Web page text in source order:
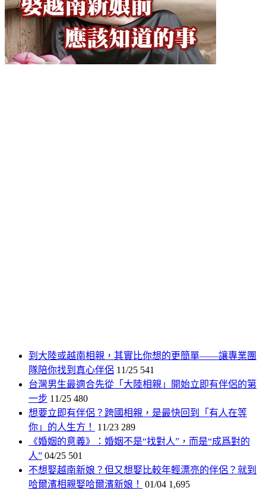
到大陸或越南相親，其實比你想的更簡單——讓專業團
隊陪你找到真心伴侶 11/25 541
台灣男生最適合先從「大陸相親」開始立即有伴侶的第
一步 11/25 480
想要立即有伴侶？跨國相親，是最快回到「有人在等
你」的人生方！
11/23 289
《婚姻的意義》：婚姻不是“找對人”，而是“成爲對的
人” 04/25 501
不想娶越南新娘？但又想娶比較年輕漂亮的伴侶？就到
哈爾濱相親娶哈爾濱新娘！
01/04 1,695